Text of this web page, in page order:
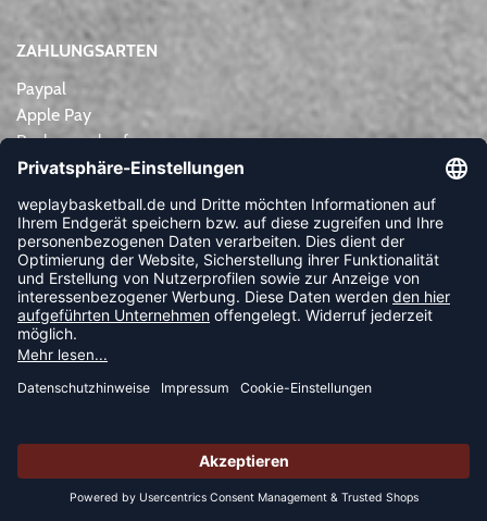
ZAHLUNGSARTEN
Paypal
Apple Pay
Rechnungskauf
Lastschrift
Kreditkarte
Vorkasse
NEWSLETTER